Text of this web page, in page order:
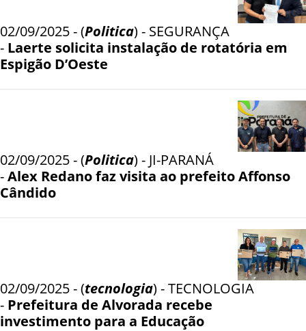
02/09/2025 - (Politica) - SEGURANÇA
- Laerte solicita instalação de rotatória em
Espigão D’Oeste
02/09/2025 - (Politica) - JI-PARANÁ
-Alex Redano faz visita ao prefeito Affonso
Cândido
02/09/2025 - (tecnologia) - TECNOLOGIA
- Prefeitura de Alvorada recebe
investimento para a Educação